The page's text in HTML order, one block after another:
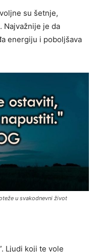
su šetnje,
Najvažnije je da
energiju i poboljšava
u svakodnevni život
Ljudi koji te vole